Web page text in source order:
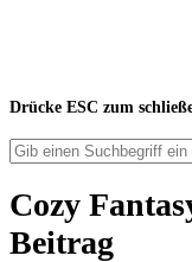
Drücke ESC zum
Cozy
Beitrag